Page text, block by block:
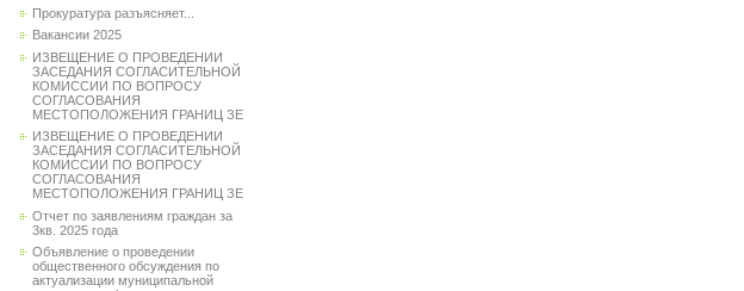
Прокуратура разъясняет...
Вакансии 2025
ИЗВЕЩЕНИЕ О ПРОВЕДЕНИИ
ЗАСЕДАНИЯ СОГЛАСИТЕЛЬНОЙ
КОМИССИИ ПО ВОПРОСУ
СОГЛАСОВАНИЯ
МЕСТОПОЛОЖЕНИЯ ГРАНИЦ ЗЕ
ИЗВЕЩЕНИЕ О ПРОВЕДЕНИИ
ЗАСЕДАНИЯ СОГЛАСИТЕЛЬНОЙ
КОМИССИИ ПО ВОПРОСУ
СОГЛАСОВАНИЯ
МЕСТОПОЛОЖЕНИЯ ГРАНИЦ ЗЕ
Отчет по заявлениям граждан за
3кв. 2025 года
Объявление о проведении
общественного обсуждения по
актуализации муниципальной